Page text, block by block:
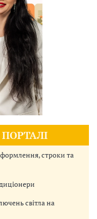
строки та
світла на